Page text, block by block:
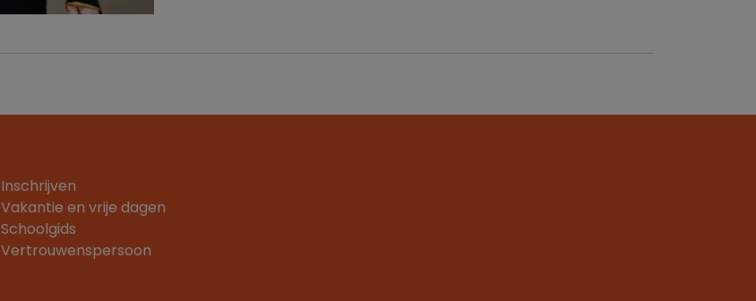
Inschrijven
Vakantie en vrije dagen
Schoolgids
Vertrouwenspersoon